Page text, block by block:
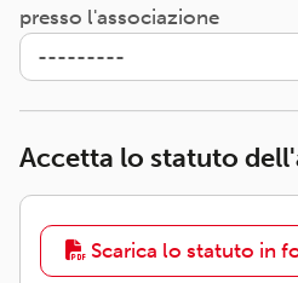
presso l'associazione
Accetta lo statuto
Scarica lo statuto in